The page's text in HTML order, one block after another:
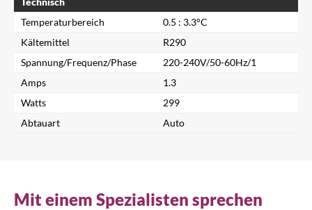
Temperaturbereich
0.5 : 3.3°C
Kältemittel
R290
Spannung/Frequenz/Phase
220-240V/50-60Hz/1
Amps
1.3
Watts
299
Abtauart
Auto
Mit einem Spezialisten sprechen